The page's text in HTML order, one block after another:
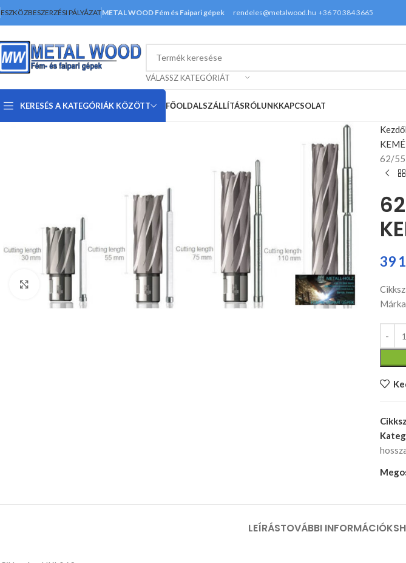
ESZKÖZBESZERZÉSI PÁLYÁZATMETAL WOOD Fém és Faipari gépek rendeles@metalwood.hu +36 70 384 3665
VÁLASSZ KATEGÓRIÁT
KERESÉS A KATEGÓRIÁK KÖZÖTT FŐOLDALSZÁLLÍTÁSRÓLUNKKAPCSOLAT
Nagyításhoz kattints ide
62/55
39
LEÍRÁSTOVÁBBI INFORMÁCIÓK